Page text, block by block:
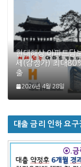
현대해상 아파트담
세(감정가) 최대
출
2026년 4월 28일
대출 금리 인하 요구